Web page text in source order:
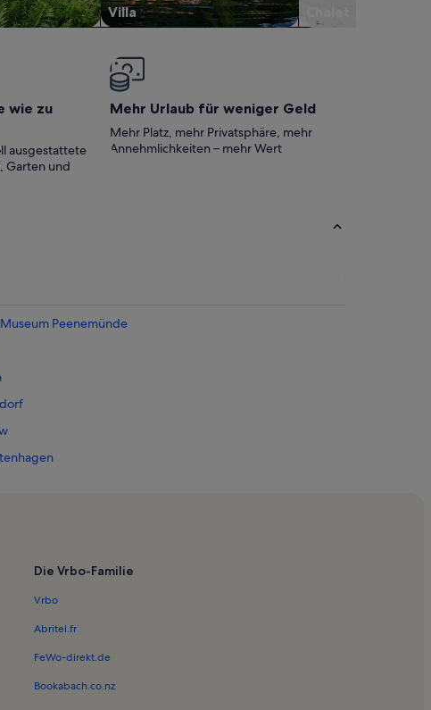
Villa
wie zu
ausgestattete
Garten und
Mehr Urlaub für weniger Geld
Mehr Platz, mehr Privatsphäre, mehr
Annehmlichkeiten – mehr Wert
Peenemünde
Die Vrbo-Familie
Vrbo
Abritel.fr
FeWo-direkt.de
Bookabach.co.nz